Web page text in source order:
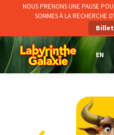
NOUS PRENONS UNE PAUSE
SOMMES À LA RECHERCHE